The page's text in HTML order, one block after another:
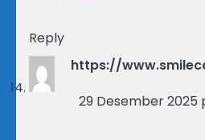
Reply
https://
29 Desember 2025